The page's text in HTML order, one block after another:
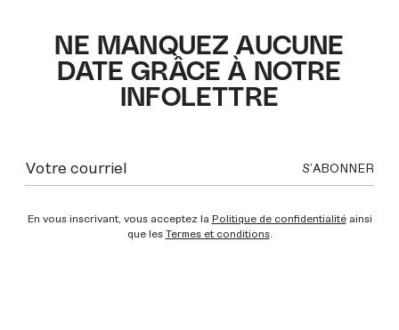
NE MANQUEZ AUCUNE
DATE GRÂCE À NOTRE
INFOLETTRE
En vous inscrivant, vous acceptez la Politique de confidentialitéainsi
que les Termes et conditions.